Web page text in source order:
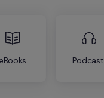
eBooks Podcast